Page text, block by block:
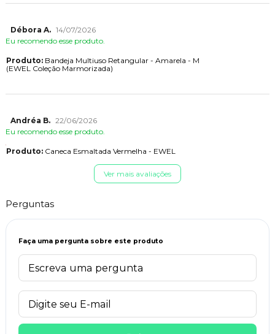
Débora A. 14/07/2026
Eu recomendo esse produto.
Produto:Bandeja Multiuso Retangular - Amarela - M
(EWEL Coleção Marmorizada)
Andréa B. 22/06/2026
Eu recomendo esse produto.
Produto:Caneca Esmaltada Vermelha - EWEL
Ver mais avaliações
Perguntas
Faça uma pergunta sobre este produto